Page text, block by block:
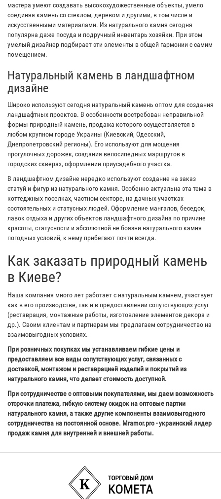
мастера умеют создавать высокохудожественные объекты, умело
соединяя камень со стеклом, деревом и другими, в том числе и
искусственными материалами. Из натурального камня сегодня
популярна даже посуда и подручный инвентарь хозяйки. При этом
умелый дизайнер подбирает эти элементы в общей гармонии с самим
помещением.
Натуральный камень в ландшафтном
дизайне
Широко используют сегодня натуральный камень оптом для создания
ландшафтных проектов. В особенности востребован неправильной
формы природный камень, продажа которого осуществляется в
любом крупном городе Украины (Киевский, Одесский,
Днепропетровский регионы). Его используют для мощения
прогулочных дорожек, создания велосипедных маршрутов в
городских скверах, оформлении приусадебного участка.
В ландшафтном дизайне нередко используют создание на заказ
статуй и фигур из натурального камня. Особенно актуальна эта тема в
коттеджных поселках, частном секторе, на дачных участках
состоятельных и статусных людей. Оформление мангалов, беседок,
лавок отдыха и других объектов ландшафтного дизайна по причине
красоты, статусности и абсолютной не боязни натурального камня
погодных условий, к нему прибегают почти всегда.
Как заказать природный камень
в Киеве?
Наша компания много лет работает с натуральным камнем, участвует
как в его производстве, так и в предоставлении сопутствующих услуг
(реставрация, монтажные работы, изготовление элементов декора и
др.). Своим клиентам и партнерам мы предлагаем сотрудничество на
взаимовыгодных условиях.
При розничных покупках мы устанавливаем гибкие цены и
предоставляем все виды сопутствующих услуг, связанных с
доставкой, монтажом и реставрацией изделий и покрытий из
натурального камня, что делает стоимость доступной.
При сотрудничестве с оптовыми покупателями, мы даем возможность
отсрочки платежа, гибкую систему скидок на оптовые партии
натурального камня, а также другие компоненты взаимовыгодного
сотрудничества на постоянной основе. Mramor.pro - украинский лидер
продаж камня для внутренней и внешней работы.